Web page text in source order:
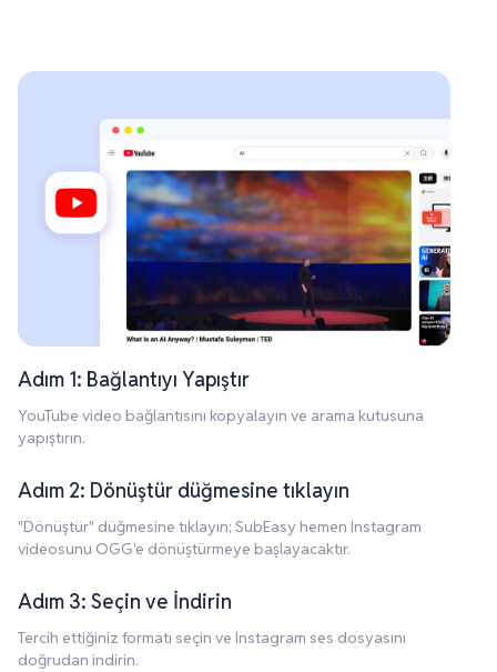
Adım 1: Bağlantıyı Yapıştır
YouTube video bağlantısını kopyalayın ve arama kutusuna
yapıştırın.
Adım 2: Dönüştür düğmesine tıklayın
"Dönüştür" düğmesine tıklayın; SubEasy hemen Instagram
videosunu OGG'e dönüştürmeye başlayacaktır.
Adım 3: Seçin ve İndirin
Tercih ettiğiniz formatı seçin ve Instagram ses dosyasını
doğrudan indirin.